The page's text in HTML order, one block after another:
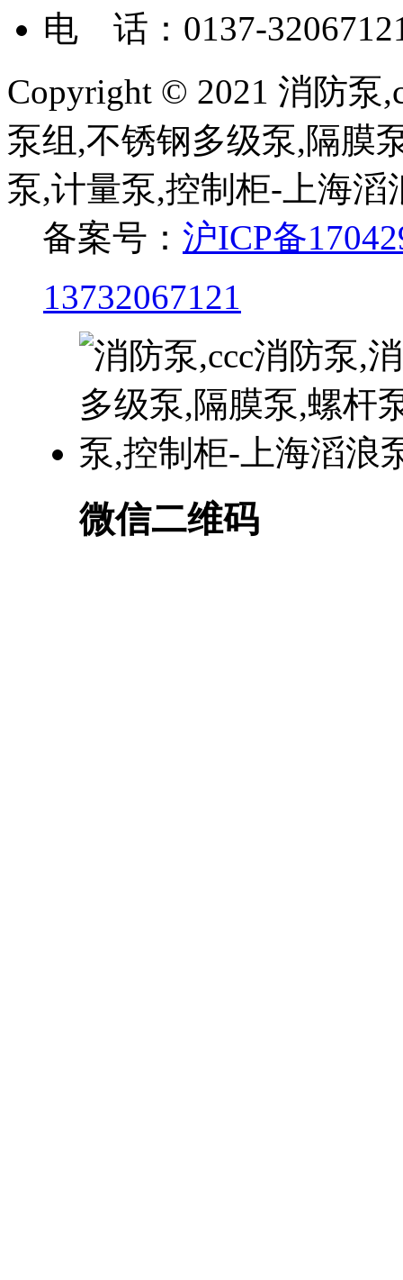
电 话：0137-
Copyright © 2021 消防泵
泵组,不锈钢多级泵,隔膜
泵,计量泵,控制柜-上海
备案号： 沪ICP备
13732067121
微信二维码